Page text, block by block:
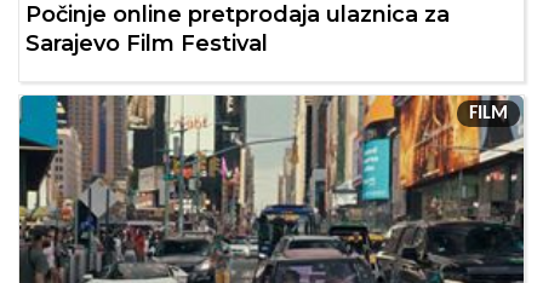
Počinje online pretprodaja ulaznica za
Sarajevo Film Festival
FILM